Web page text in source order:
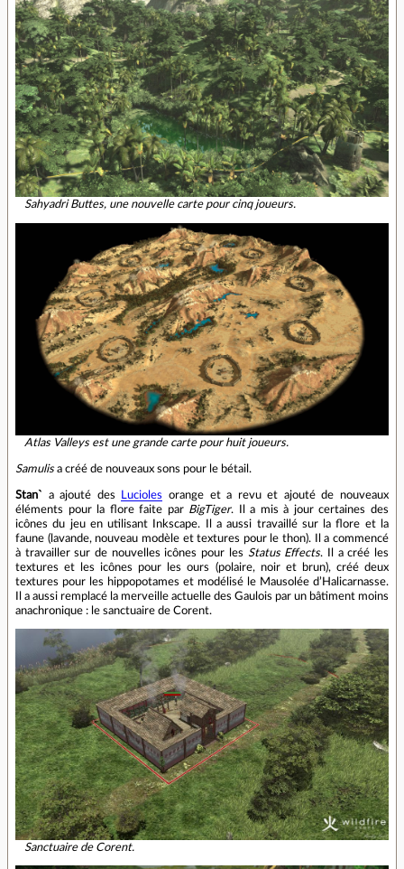
Sahyadri Buttes, une nouvelle carte pour cinq joueurs.
Atlas Valleys est une grande carte pour huit joueurs.
Samulisa créé de nouveaux sons pour le bétail.
Stan` a ajouté des Lucioles
orange et a revu et ajouté de nouveaux
éléments pour la flore faite par BigTiger. Il a mis à jour certaines des
icônes du jeu en utilisant Inkscape. Il a aussi travaillé sur la flore et la
faune (lavande, nouveau modèle et textures pour le thon). Il a commencé
à travailler sur de nouvelles icônes pour les Status Effects. Il a créé les
textures et les icônes pour les ours (polaire, noir et brun), créé deux
textures pour les hippopotames et modélisé le Mausolée d’Halicarnasse.
Il a aussi remplacé la merveille actuelle des Gaulois par un bâtiment moins
anachronique : le sanctuaire de Corent.
Sanctuaire de Corent.